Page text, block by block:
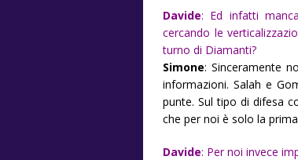
Davide: Ed infatti
cercando le
turno di Diamanti?
Simone: Sinceramente
informazioni. Salah e
punte. Sul tipo di difesa
che per noi è solo la
Davide: Per noi invece